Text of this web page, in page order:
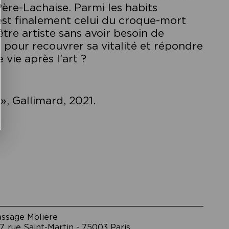
Lachaise. Parmi les habits
finalement celui du croque-mort
artiste sans avoir besoin de
pour recouvrer sa vitalité et répondre
après l’art ?
Gallimard, 2021.
Moliėre